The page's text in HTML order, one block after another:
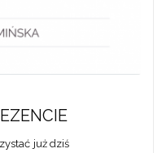
już dziś